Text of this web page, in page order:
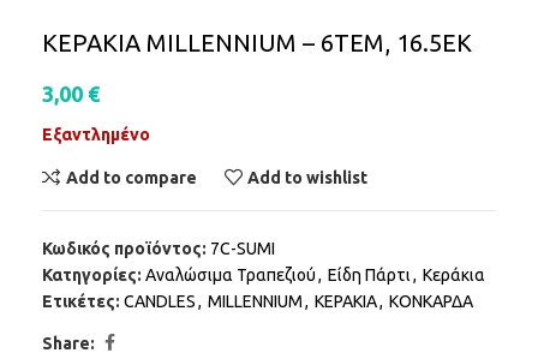
ΚΕΡΑΚΙA MILLENNIUM – 6ΤΕΜ, 16.5ΕΚ
3,00 €
Εξαντλημένο
Add to compare Add to wishlist
Κωδικός προϊόντος: 7C-SUMI
Κατηγορίες: Αναλώσιμα Τραπεζιού, Είδη Πάρτι, Κεράκια
Ετικέτες: CANDLES, MILLENNIUM, ΚΕΡΑΚΙΑ, ΚΟΝΚΑΡΔΑ
Share: